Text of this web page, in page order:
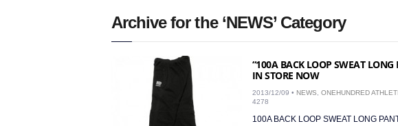
Archive for the ‘NEWS’ Category
“100A BACK LOOP SWEAT LONG
IN STORE NOW
2013/12/09 • NEWS ONEHUNDRED
4278
100A BACK LOOP SWEAT LONG